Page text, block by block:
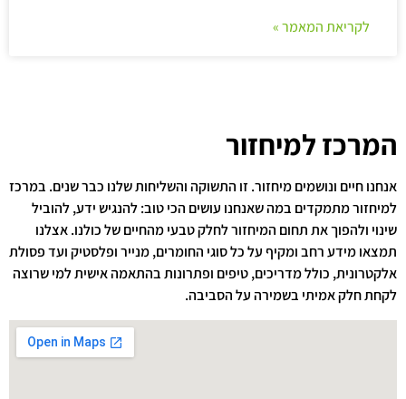
לקריאת המאמר »
המרכז למיחזור
אנחנו חיים ונושמים מיחזור. זו התשוקה והשליחות שלנו כבר שנים. במרכז
למיחזור מתמקדים במה שאנחנו עושים הכי טוב: להנגיש ידע, להוביל
שינוי ולהפוך את תחום המיחזור לחלק טבעי מהחיים של כולנו. אצלנו
תמצאו מידע רחב ומקיף על כל סוגי החומרים, מנייר ופלסטיק ועד פסולת
אלקטרונית, כולל מדריכים, טיפים ופתרונות בהתאמה אישית למי שרוצה
לקחת חלק אמיתי בשמירה על הסביבה.